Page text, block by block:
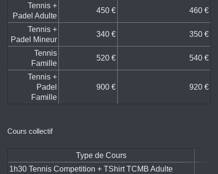
Tennis +
Padel Adulte
450 € 460 €
Tennis +
Padel Mineur
340 € 350 €
Tennis
Famille
520 € 540 €
Tennis +
Padel
Famille
900 € 920 €
Cours collectif
Type de Cours
1h30 Tennis Competition + TShirt TCMB Adulte